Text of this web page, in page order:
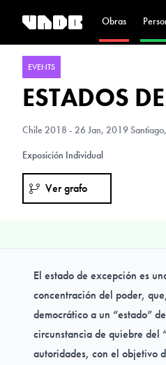
Obras
EVENTS
ESTADOS
Chile 2018 - 26 Jan, 2019
Exposición Individual
Ver grafo
El estado de excepción es
concentración del poder,
democrático a un “estado”
circunstancia de quiebre del
autoridades, con el objetivo